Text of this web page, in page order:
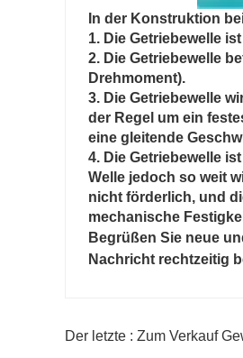
In der Konstruktion
1. Die Getriebewelle
2. Die Getriebewelle
Drehmoment).
3. Die Getriebewelle
der Regel um ein
eine gleitende
4. Die Getriebewelle
Welle jedoch so weit
nicht förderlich, und
mechanische
Begrüßen Sie neue
Nachricht rechtzeitig
Der letzte : Zum Verkauf